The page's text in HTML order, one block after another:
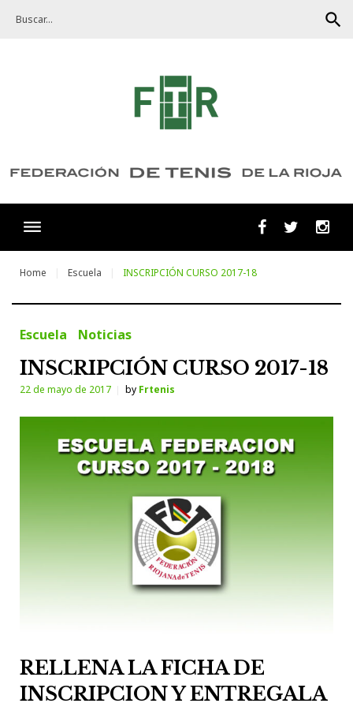
search
FacebookTwitter
Home Escuela INSCRIPCIÓN CURSO 2017-18
Escuela Noticias
INSCRIPCIÓN CURSO 2017-18
22 de mayo de 2017 by Frtenis
RELLENA LA FICHA DE
INSCRIPCION Y ENTREGALA